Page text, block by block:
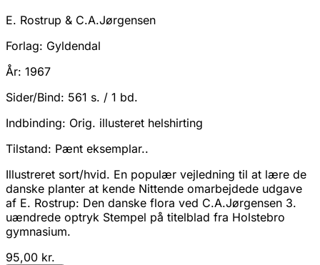
E. Rostrup & C.A.Jørgensen
Forlag: Gyldendal
År: 1967
Sider/Bind: 561 s. / 1 bd.
Indbinding: Orig. illusteret helshirting
Tilstand: Pænt eksemplar..
Illustreret sort/hvid. En populær vejledning til at lære de
danske planter at kende Nittende omarbejdede udgave
af E. Rostrup: Den danske flora ved C.A.Jørgensen 3.
uændrede optryk Stempel på titelblad fra Holstebro
gymnasium.
95,00 kr.